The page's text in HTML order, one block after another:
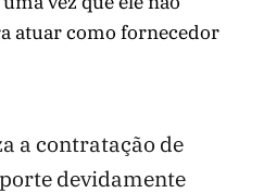
atuar como fornecedor
a contratação de
devidamente